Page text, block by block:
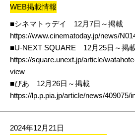
WEB掲載情報
■シネマトゥデイ 12月7日～掲載
https://www.cinematoday.jp/news/
■U-NEXT SQUARE 12月25日～掲
https://square.unext.jp/article/
view
■ぴあ 12月26日～掲載
https://lp.p.pia.jp/article/news/409075/
2024年12月21日